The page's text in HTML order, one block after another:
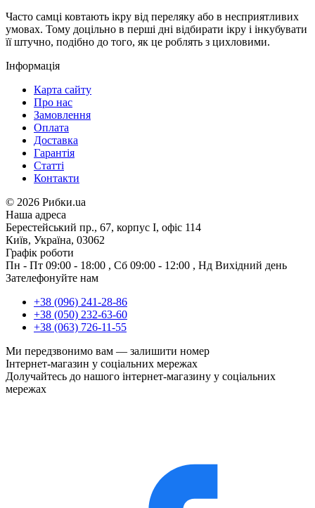
Часто самці ковтають ікру від переляку або в несприятливих
умовах. Тому доцільно в перші дні відбирати ікру і інкубувати
її штучно, подібно до того, як це роблять з цихловими.
Інформація
Карта сайту
Про нас
Замовлення
Оплата
Доставка
Гарантія
Статті
Контакти
© 2026 Рибки.ua
Наша адреса
Берестейський пр., 67, корпус І, офіс 114
Київ, Україна, 03062
Графік роботи
Пн - Пт 09:00 - 18:00 , Сб 09:00 - 12:00 , Нд Вихідний день
Зателефонуйте нам
+38 (096) 241-28-86
+38 (050) 232-63-60
+38 (063) 726-11-55
Ми передзвонимо вам — залишити номер
Інтернет-магазин у соціальних мережах
Долучайтесь до нашого інтернет-магазину у соціальних
мережах